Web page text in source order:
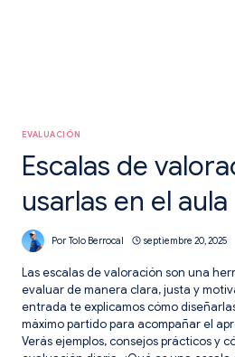
EVALUACIÓN
Escalas de
usarlas en el aula
Por Tolo Berrocal septiembre 20, 2025
Las escalas de valoración son una
evaluar de manera clara, justa y
entrada te explicamos cómo
máximo partido para acompañar el
Verás ejemplos, consejos prácticos y